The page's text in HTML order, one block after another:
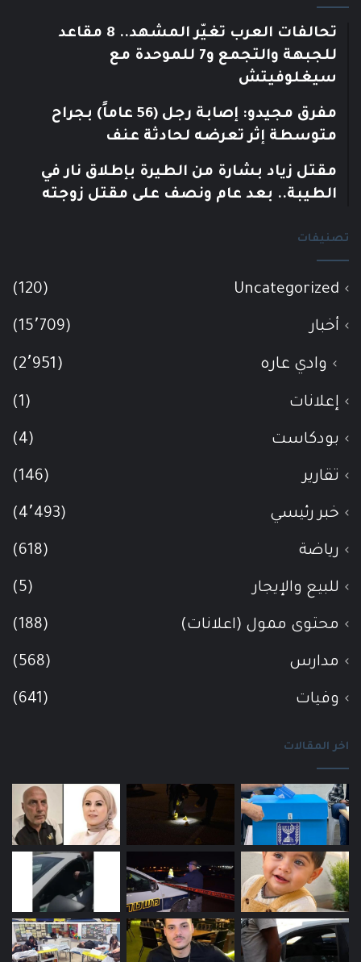
تحالفات العرب تغيّر المشهد.. 8 مقاعد
للجبهة والتجمع و7 للموحدة مع
سيغلوفيتش
مفرق مجيدو: إصابة رجل (56 عاماً) بجراح
متوسطة إثر تعرضه لحادثة عنف
مقتل زياد بشارة من الطيرة بإطلاق نار في
الطيبة.. بعد عام ونصف على مقتل زوجته
تصنيفات
Uncategorized
(120)
أخبار (15٬709)
وادي عاره (2٬951)
إعلانات (1)
بودكاست (4)
تقارير (146)
خبر رئيسي (4٬493)
رياضة (618)
للبيع والإيجار (5)
محتوى ممول (اعلانات) (188)
مدارس (568)
وفيات (641)
اخر المقالات